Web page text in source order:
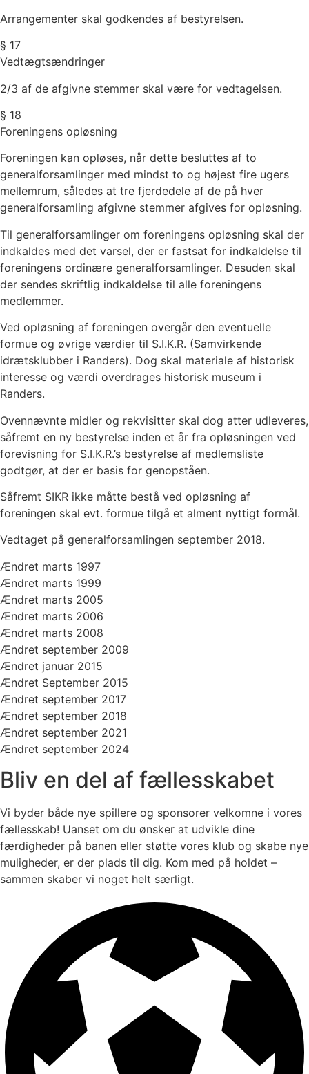
Arrangementer skal godkendes af bestyrelsen.
§ 17
Vedtægtsændringer
2/3 af de afgivne stemmer skal være for vedtagelsen.
§ 18
Foreningens opløsning
Foreningen kan opløses, når dette besluttes af to
generalforsamlinger med mindst to og højest fire ugers
mellemrum, således at tre fjerdedele af de på hver
generalforsamling afgivne stemmer afgives for opløsning.
Til generalforsamlinger om foreningens opløsning skal der
indkaldes med det varsel, der er fastsat for indkaldelse til
foreningens ordinære generalforsamlinger. Desuden skal
der sendes skriftlig indkaldelse til alle foreningens
medlemmer.
Ved opløsning af foreningen overgår den eventuelle
formue og øvrige værdier til S.I.K.R. (Samvirkende
idrætsklubber i Randers). Dog skal materiale af historisk
interesse og værdi overdrages historisk museum i
Randers.
Ovennævnte midler og rekvisitter skal dog atter udleveres,
såfremt en ny bestyrelse inden et år fra opløsningen ved
forevisning for S.I.K.R.’s bestyrelse af medlemsliste
godtgør, at der er basis for genopståen.
Såfremt SIKR ikke måtte bestå ved opløsning af
foreningen skal evt. formue tilgå et alment nyttigt formål.
Vedtaget på generalforsamlingen september 2018.
Ændret marts 1997
Ændret marts 1999
Ændret marts 2005
Ændret marts 2006
Ændret marts 2008
Ændret september 2009
Ændret januar 2015
Ændret September 2015
Ændret september 2017
Ændret september 2018
Ændret september 2021
Ændret september 2024
Bliv en del af fællesskabet
Vi byder både nye spillere og sponsorer velkomne i vores
fællesskab! Uanset om du ønsker at udvikle dine
færdigheder på banen eller støtte vores klub og skabe nye
muligheder, er der plads til dig. Kom med på holdet –
sammen skaber vi noget helt særligt.